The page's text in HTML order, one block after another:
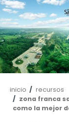
Por
qué
Colombia
Sectores
para
invertir